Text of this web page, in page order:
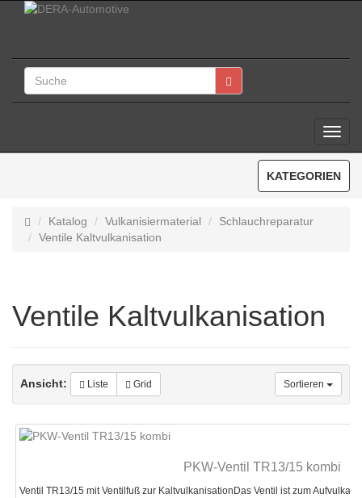
KATEGORIEN
Katalog Vulkanisiermaterial
Schlauchreparatur
Ventile Kaltvulkanisation
Ventile Kaltvulkanisation
Ansicht: Liste Grid Sortieren
PKW-Ventil TR13/15 kombi
Ventil TR13/15 mit Ventilfuß zur KaltvulkanisationDas Ventil ist zum